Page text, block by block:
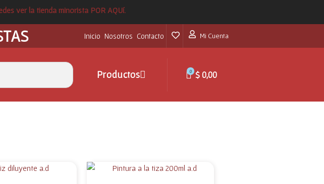
ver la tienda minorista POR AQUí.
Inicio Nosotros Contacto Mi Cuenta
Productos $ 0,00
0